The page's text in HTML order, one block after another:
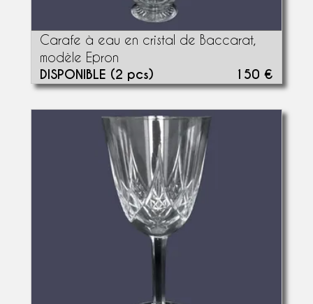
Carafe à eau en cristal de Baccarat,
modèle Epron
DISPONIBLE (2 pcs) 150 €